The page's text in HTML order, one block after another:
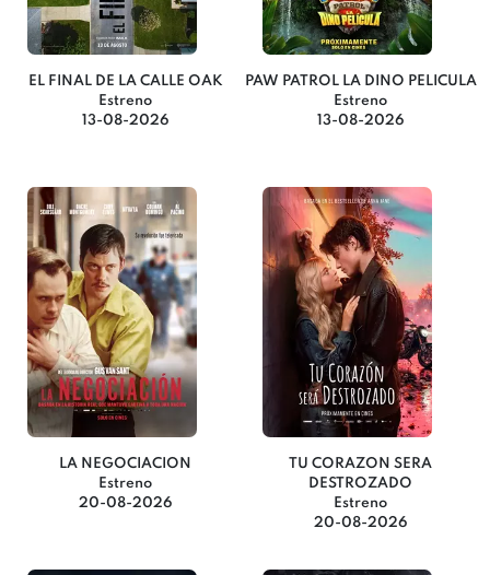
EL FINAL DE LA CALLE OAK
Estreno
13-08-2026
PAW PATROL LA DINO PELICULA
Estreno
13-08-2026
LA NEGOCIACION
Estreno
20-08-2026
TU CORAZON SERA
DESTROZADO
Estreno
20-08-2026